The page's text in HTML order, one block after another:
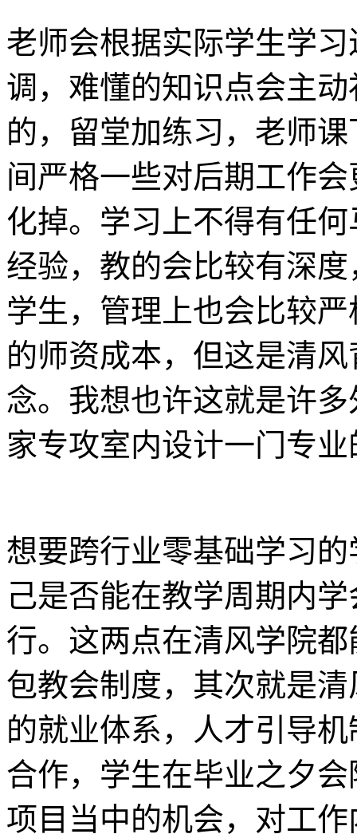
老师会根据实际学生学
调，难懂的知识点会主
的，留堂加练习，老师
间严格一些对后期工作
化掉。学习上不得有任
经验，教的会比较有深
学生，管理上也会比较
的师资成本，但这是清
念。我想也许这就是许
家专攻室内设计一门专
想要跨行业零基础学习
己是否能在教学周期内
行。这两点在清风学院
包教会制度，其次就是
的就业体系，人才引导
合作，学生在毕业之夕
项目当中的机会，对工